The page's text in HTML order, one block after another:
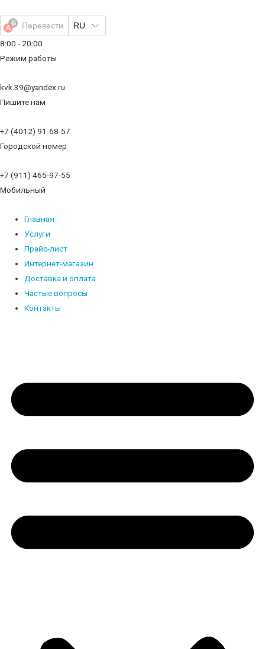
содержимому
Перевести
RU
8:00 - 20:00
Режим работы
kvk.39@yandex.ru
Пишите нам
+7 (4012) 91-68-57
Городской номер
+7 (911) 465-97-55
Мобильный
Главная
Услуги
Прайс-лист
Интернет-магазин
Доставка и оплата
Частые вопросы
Контакты